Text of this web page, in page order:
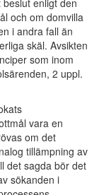
enligt den
och om domvilla
i andra fall än
skäl. Avsikten
som inom
2 uppl.
vara en
om det
tillämpning av
det sagda bör det
sökanden i